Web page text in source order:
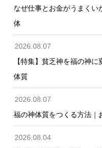
なぜ仕事とお金がうまくい
体
2026.08.07
【特集】貧乏神を福の神
体質
2026.08.07
福の神体質をつくる方法｜
2026.08.04